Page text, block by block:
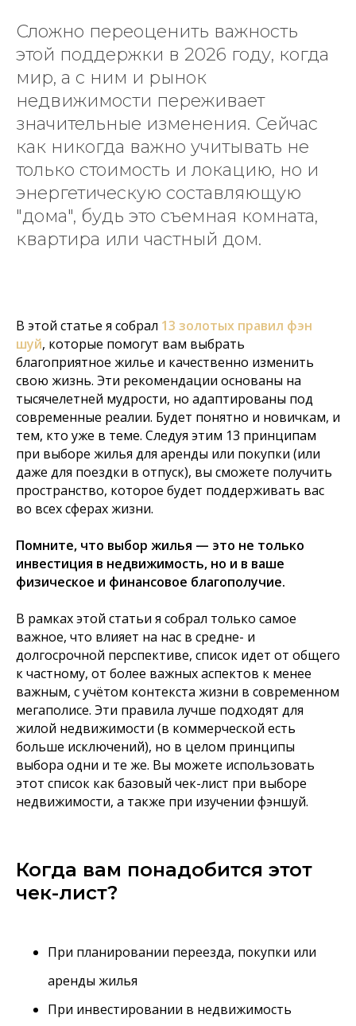
Сложно переоценить важность
этой поддержки в 2026 году, когда
мир, а с ним и рынок
недвижимости переживает
значительные изменения. Сейчас
как никогда важно учитывать не
только стоимость и локацию, но и
энергетическую составляющую
"дома", будь это съемная комната,
квартира или частный дом.
В этой статье я собрал 13 золотых правил фэн
шуй, которые помогут вам выбрать
благоприятное жилье и качественно изменить
свою жизнь. Эти рекомендации основаны на
тысячелетней мудрости, но адаптированы под
современные реалии. Будет понятно и новичкам, и
тем, кто уже в теме. Следуя этим 13 принципам
при выборе жилья для аренды или покупки (или
даже для поездки в отпуск), вы сможете получить
пространство, которое будет поддерживать вас
во всех сферах жизни.
Помните, что выбор жилья — это не только
инвестиция в недвижимость, но и в ваше
физическое и финансовое благополучие.
В рамках этой статьи я собрал только самое
важное, что влияет на нас в средне- и
долгосрочной перспективе, список идет от общего
к частному, от более важных аспектов к менее
важным, с учётом контекста жизни в современном
мегаполисе. Эти правила лучше подходят для
жилой недвижимости (в коммерческой есть
больше исключений), но в целом принципы
выбора одни и те же. Вы можете использовать
этот список как базовый чек-лист при выборе
недвижимости, а также при изучении фэншуй.
Когда вам понадобится этот
чек-лист?
При планировании переезда, покупки или
аренды жилья
При инвестировании в недвижимость